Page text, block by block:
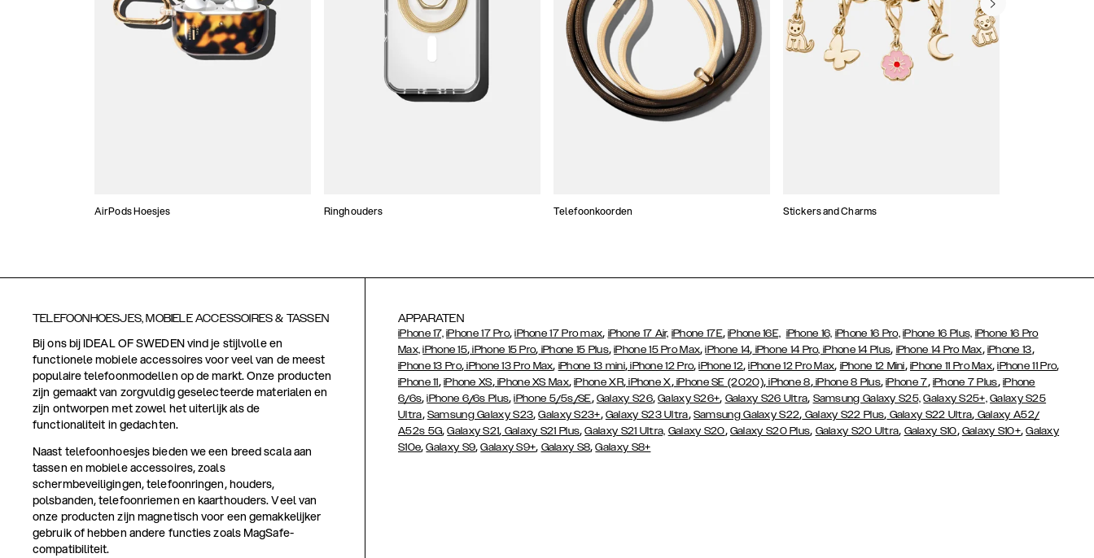
AirPods Hoesjes Ringhouders Telefoonkoorden Stickers and Charms
TELEFOONHOESJES, MOBIELE ACCESSOIRES & TASSEN
Bij ons bij IDEAL OF SWEDEN vind je stijlvolle en
functionele mobiele accessoires voor veel van de meest
populaire telefoonmodellen op de markt. Onze producten
zijn gemaakt van zorgvuldig geselecteerde materialen en
zijn ontworpen met zowel het uiterlijk als de
functionaliteit in gedachten.
Naast telefoonhoesjes bieden we een breed scala aan
tassen en mobiele accessoires, zoals
schermbeveiligingen, telefoonringen, houders,
polsbanden, telefoonriemen en kaarthouders. Veel van
onze producten zijn magnetisch voor een gemakkelijker
gebruik of hebben andere functies zoals MagSafe-
compatibiliteit.
APPARATEN
iPhone 17, iPhone 17 Pro,iPhone 17 Pro max, iPhone 17 Air, iPhone 17E,iPhone 16E, iPhone 16, iPhone 16 Pro, iPhone 16 Plus, iPhone 16 Pro
Max, iPhone 15, iPhone 15 Pro, iPhone 15 Plus,iPhone 15 Pro Max,iPhone 14, iPhone 14 Pro, iPhone 14 Plus, iPhone 14 Pro Max, iPhone 13,
iPhone 13 Pro, iPhone 13 Pro Max, iPhone 13 mini,iPhone 12 Pro,iPhone 12,iPhone 12 Pro Max, iPhone 12 Mini, iPhone 11 Pro Max,iPhone 11 Pro,
iPhone 11, iPhone XS,iPhone XS Max,iPhone XR,iPhone X,iPhone SE (2020),iPhone 8,iPhone 8 Plus,iPhone 7, iPhone 7 Plus, iPhone
6/6s,iPhone 6/6s Plus,iPhone 5/5s/SE, Galaxy S26,Galaxy S26+, Galaxy S26 Ultra, Samsung Galaxy S25, Galaxy S25+, Galaxy S25
Ultra, Samsung Galaxy S23,Galaxy S23+, Galaxy S23 Ultra, Samsung Galaxy S22, Galaxy S22 Plus, Galaxy S22 Ultra, Galaxy A52/
A52s 5G,Galaxy S21, Galaxy S21 Plus,Galaxy S21 Ultra, Galaxy S20, Galaxy S20 Plus, Galaxy S20 Ultra, Galaxy S10, Galaxy S10+,Galaxy
S10e,Galaxy S9,Galaxy S9+, Galaxy S8,Galaxy S8+